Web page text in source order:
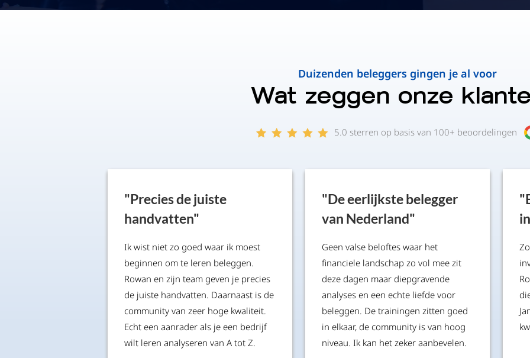
Wat zeggen onze
Duizenden beleggers gingen je al voor
5.0 sterren op basis van 100+ beoordelingen
"Precies de juiste
handvatten"
Ik wist niet zo goed waar ik moest
beginnen om te leren beleggen.
Rowan en zijn team geven je precies
de juiste handvatten. Daarnaast is de
community van zeer hoge kwaliteit.
Echt een aanrader als je een bedrijf
wilt leren analyseren van A tot Z.
"De eerlijkste belegger
van Nederland"
Geen valse beloftes waar het
financiele landschap zo vol mee zit
deze dagen maar diepgravende
analyses en een echte liefde voor
beleggen. De trainingen zitten goed
in elkaar, de community is van hoog
niveau. Ik kan het zeker aanbevelen.